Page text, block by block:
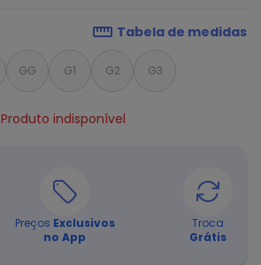
Tabela de medidas
GG G1 G2 G3
Produto indisponível
Preços Exclusivos
no App
Troca
Grátis